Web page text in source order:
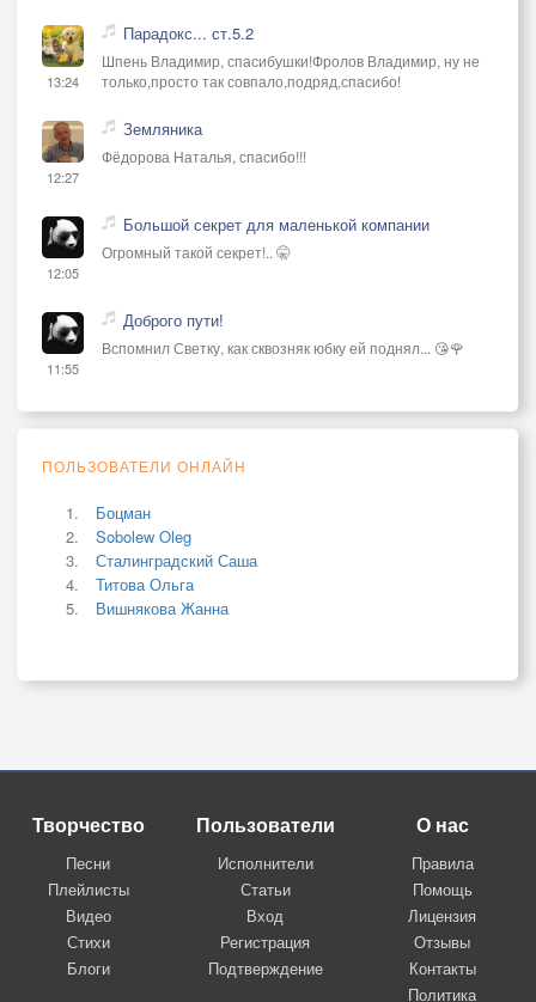
13:24
Парадокс... ст.5.2
Шпень Владимир, спасибушки!Фролов Владимир, ну не
только,просто так совпало,подряд,спасибо!
12:27
Земляника
Фёдорова Наталья, спасибо!!!
12:05
Большой секрет для маленькой компании
Огромный такой секрет!.. 🤫
11:55
Доброго пути!
Вспомнил Светку, как сквозняк юбку ей поднял... 😘🌹
ПОЛЬЗОВАТЕЛИ ОНЛАЙН
Боцман
Sobolew Oleg
Сталинградский Саша
Титова Ольга
Вишнякова Жанна
Творчество
Песни
Плейлисты
Видео
Стихи
Блоги
Пользователи
Исполнители
Статьи
Вход
Регистрация
Подтверждение
О нас
Правила
Помощь
Лицензия
Отзывы
Контакты
Политика